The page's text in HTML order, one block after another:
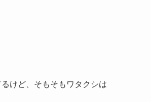
けど、そもそもワタクシは